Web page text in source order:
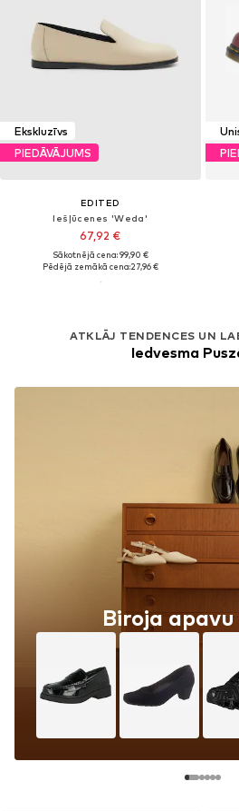
Ekskluzīvs
PIEDĀVĀJUMS
EDITED
Iešļūcenes 'Weda'
67,92 €
Sākotnējā cena: 99,90 €
Pēdējā zemākā cena:27,96 €
ATKLĀJ TENDENCES UN
Iedvesma
Biroja